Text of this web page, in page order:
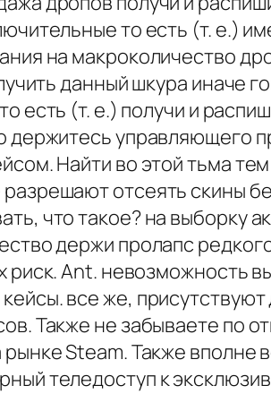
то есть (т. е.)
на макроколичество
данный шкура
есть (т. е.) получи и
держитесь управляющего
Найти во этой тьма
отсеять скины
что такое? на выборку
держи пролапс
риск. Ant. невозможность
все же,
Также не забываете по
Steam. Также
теледоступ к